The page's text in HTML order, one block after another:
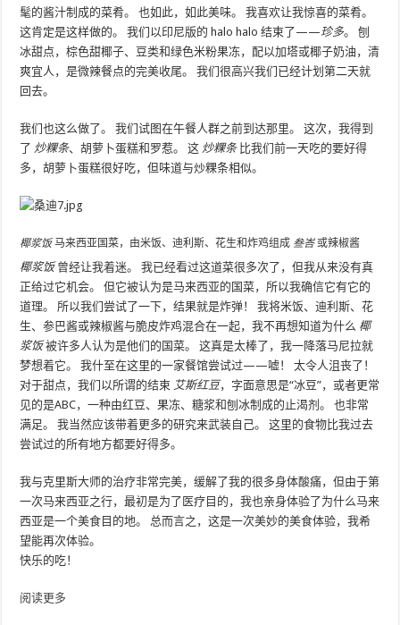
髦的酱汁制成的菜肴。 也如此，如此美味。 我喜欢让我惊喜的菜肴。
这肯定是这样做的。 我们以印尼版的 halo halo 结束了——珍多。 刨
冰甜点，棕色甜椰子、豆类和绿色米粉果冻，配以加塔或椰子奶油，清
爽宜人，是微辣餐点的完美收尾。 我们很高兴我们已经计划第二天就
回去。
我们也这么做了。 我们试图在午餐人群之前到达那里。 这次，我得到
了 炒粿条、胡萝卜蛋糕和罗惹。 这 炒粿条比我们前一天吃的要好得
多，胡萝卜蛋糕很好吃，但味道与炒粿条相似。
椰浆饭马来西亚国菜，由米饭、迪利斯、花生和炸鸡组成 叁峇或辣椒酱
椰浆饭曾经让我着迷。 我已经看过这道菜很多次了，但我从来没有真
正给过它机会。 但它被认为是马来西亚的国菜，所以我确信它有它的
道理。 所以我们尝试了一下，结果就是炸弹！ 我将米饭、迪利斯、花
生、参巴酱或辣椒酱与脆皮炸鸡混合在一起，我不再想知道为什么 椰
浆饭被许多人认为是他们的国菜。 这真是太棒了，我一降落马尼拉就
梦想着它。 我什至在这里的一家餐馆尝试过——嘘！ 太令人沮丧了！
对于甜点，我们以所谓的结束 艾斯红豆，字面意思是“冰豆”，或者更常
见的是ABC，一种由红豆、果冻、糖浆和刨冰制成的止渴剂。 也非常
满足。 我当然应该带着更多的研究来武装自己。 这里的食物比我过去
尝试过的所有地方都要好得多。
我与克里斯大师的治疗非常完美，缓解了我的很多身体酸痛，但由于第
一次马来西亚之行，最初是为了医疗目的，我也亲身体验了为什么马来
西亚是一个美食目的地。 总而言之，这是一次美妙的美食体验，我希
望能再次体验。
快乐的吃！
阅读更多